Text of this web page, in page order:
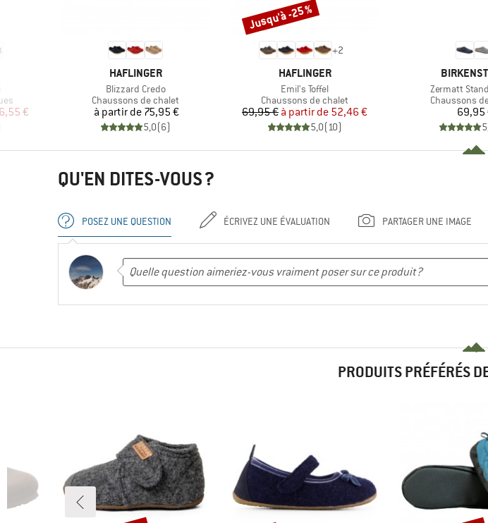
€
MARQUE
HAFLINGER
Article
Blizzard Credo
Product group
Chaussons de chalet
Prix
à partir de 75,95 €
5,0(6)
+2
MARQUE
HAFLINGER
Article
Emil's Toffel
Product group
Chaussons de chalet
Prix
69,95 € Prix réduit
à partir de 52,46 €
5,0(10)
Remise
Jusqu'à -25 %
MARQUE
Article
Zermatt
Product
Chaussons
69,95
QU'EN DITES-VOUS ?
POSEZ UNE QUESTION ÉCRIVEZ UNE ÉVALUATION PARTAGER UNE IMAGE
PRODUITS PRÉFÉRÉS